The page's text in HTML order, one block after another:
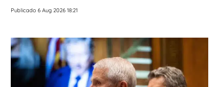
Publicado 6 Aug 2026 18:21